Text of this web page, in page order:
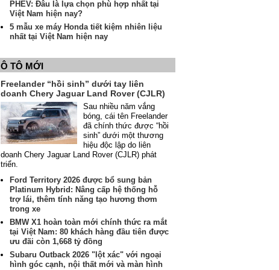
PHEV: Đâu là lựa chọn phù hợp nhất tại
Việt Nam hiện nay?
5 mẫu xe máy Honda tiết kiệm nhiên liệu
nhất tại Việt Nam hiện nay
Ô TÔ MỚI
Freelander “hồi sinh” dưới tay liên
doanh Chery Jaguar Land Rover (CJLR)
Sau nhiều năm vắng
bóng, cái tên Freelander
đã chính thức được “hồi
sinh” dưới một thương
hiệu độc lập do liên
doanh Chery Jaguar Land Rover (CJLR) phát
triển.
Ford Territory 2026 được bổ sung bản
Platinum Hybrid: Nâng cấp hệ thống hỗ
trợ lái, thêm tính năng tạo hương thơm
trong xe
BMW X1 hoàn toàn mới chính thức ra mắt
tại Việt Nam: 80 khách hàng đầu tiên được
ưu đãi còn 1,668 tỷ đồng
Subaru Outback 2026 "lột xác" với ngoại
hình góc cạnh, nội thất mới và màn hình